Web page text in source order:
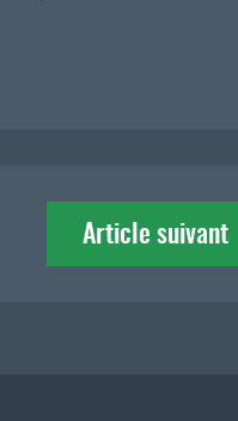
Article suivant